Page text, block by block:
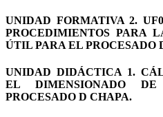
UNIDAD FORMATIVA 2.
PROCEDIMIENTOS PARA
ÚTIL PARA EL PROCESADO
UNIDAD DIDÁCTICA 1.
EL DIMENSIONADO
PROCESADO D CHAPA.